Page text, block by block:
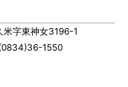
字東神女3196-1
1550